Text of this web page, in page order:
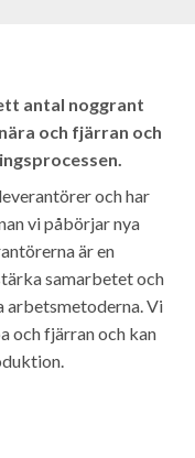
antal noggrant
och fjärran och
och har
vi påbörjar nya
är en
samarbetet och
arbetsmetoderna. Vi
och fjärran och kan